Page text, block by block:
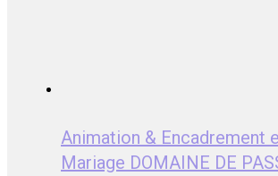
Animation & Encadrement
Mariage DOMAINE DE